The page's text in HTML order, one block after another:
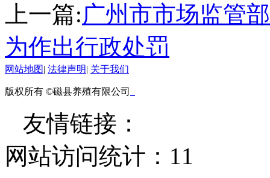
上一篇:广州市市场监管
为作出行政处罚
网站地图| 法律声明| 关于我们
版权所有 ©磁县养殖有限公司
友情链接：
网站访问统计： 11